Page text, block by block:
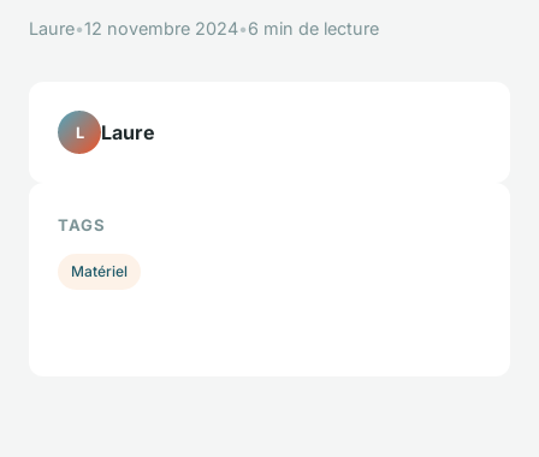
Laure•12 novembre 2024•6 min de lecture
L Laure
TAGS
Matériel